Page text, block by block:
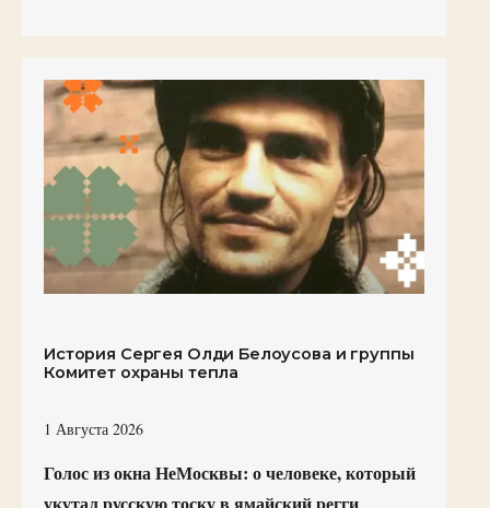
История Сергея Олди Белоусова и группы
Комитет охраны тепла
1 Августа 2026
Голос из окна НеМосквы: о человеке, который